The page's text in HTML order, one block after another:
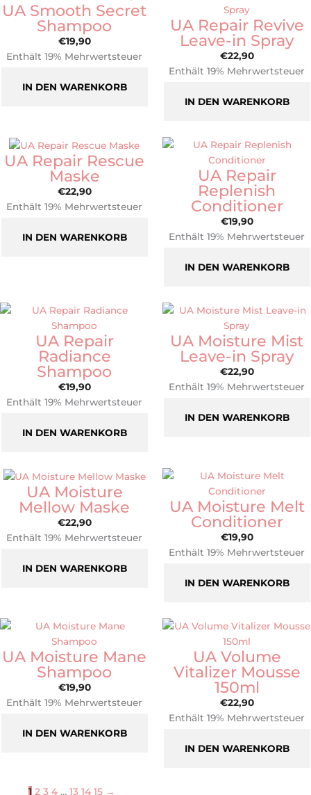
UA Smooth Secret
Shampoo
€19,90
Enthält 19% Mehrwertsteuer
IN DEN WARENKORB
UA Repair Revive
Leave-in Spray
€22,90
Enthält 19% Mehrwertsteuer
IN DEN WARENKORB
UA Repair Rescue
Maske
€22,90
Enthält 19% Mehrwertsteuer
IN DEN WARENKORB
UA Repair
Replenish
Conditioner
€19,90
Enthält 19% Mehrwertsteuer
IN DEN WARENKORB
UA Repair
Radiance
Shampoo
€19,90
Enthält 19% Mehrwertsteuer
IN DEN WARENKORB
UA Moisture Mist
Leave-in Spray
€22,90
Enthält 19% Mehrwertsteuer
IN DEN WARENKORB
UA Moisture
Mellow Maske
€22,90
Enthält 19% Mehrwertsteuer
IN DEN WARENKORB
UA Moisture Melt
Conditioner
€19,90
Enthält 19% Mehrwertsteuer
IN DEN WARENKORB
UA Moisture Mane
Shampoo
€19,90
Enthält 19% Mehrwertsteuer
IN DEN WARENKORB
UA Volume
Vitalizer Mousse
150ml
€22,90
Enthält 19% Mehrwertsteuer
IN DEN WARENKORB
1 2 3 4 … 13 14 15 →